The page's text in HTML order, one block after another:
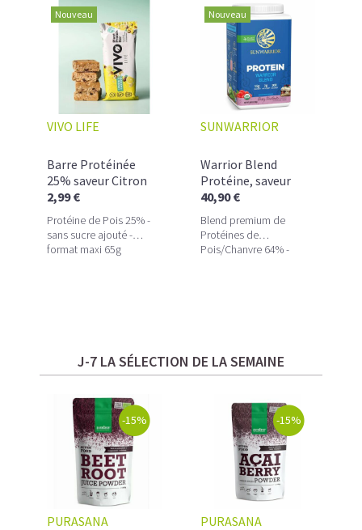
Nouveau
VIVO LIFE
Barre Protéinée
25% saveur Citron
Cajou
2,99 €
Protéine de Pois 25% -
sans sucre ajouté -
format maxi 65g
Nouveau
SUNWARRIOR
Warrior Blend
Protéine, saveur
"Gâteau sablé aux
Fraises" Bio
40,90 €
Blend premium de
Protéines de
Pois/Chanvre 64% -
J-7 LA SÉLECTION DE LA SEMAINE
-15%
PURASANA
-15%
PURASANA